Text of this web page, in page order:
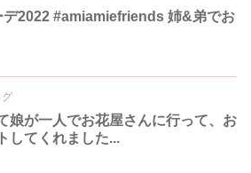
デ2022 #amiamiefriends 姉&弟でお
グ
娘が一人でお花屋さんに行って、お
してくれました...